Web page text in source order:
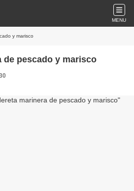
MENU
y marisco
de pescado y marisco